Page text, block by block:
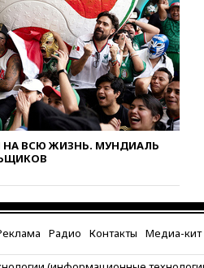
вчера, 22:55В Москве в
пятницу ожидаются ливни
вчера, 22:35Винисиус
продлил контракт с «Реалом»
до 2032 года
вчера, 22:28Отказаться от
российского гражданства
станет значительно дороже
вчера, 22:20
штурмовую дивизию
легендарной
доклад о ситуации на
добропольском направлении
ВСЮ ЖИЗНЬ. МУНДИАЛЬ
Радио Контакты Медиа-кит